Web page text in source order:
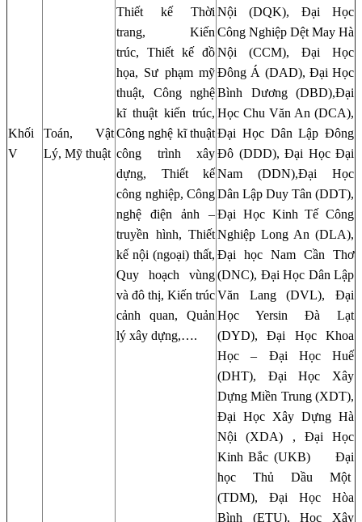
Khối
V
Toán, Vật
Lý, Mỹ thuật
Thiết kế Thời
trang, Kiến
trúc, Thiết kế đồ
họa, Sư phạm mỹ
thuật, Công nghệ
kĩ thuật kiến trúc,
Công nghệ kĩ thuật
công trình xây
dựng, Thiết kế
công nghiệp, Công
nghệ điện ảnh –
truyền hình, Thiết
kế nội (ngoại) thất,
Quy hoạch vùng
và đô thị, Kiến trúc
cảnh quan, Quản
lý xây dựng,….
Nội (DQK), Đại Học
Công Nghiệp Dệt May Hà
Nội (CCM), Đại Học
Đông Á (DAD), Đại Học
Bình Dương (DBD),Đại
Học Chu Văn An (DCA),
Đại Học Dân Lập Đông
Đô (DDD), Đại Học Đại
Nam (DDN),Đại Học
Dân Lập Duy Tân (DDT),
Đại Học Kinh Tế Công
Nghiệp Long An (DLA),
Đại học Nam Cần Thơ
(DNC), Đại Học Dân Lập
Văn Lang (DVL), Đại
Học Yersin Đà Lạt
(DYD), Đại Học Khoa
Học – Đại Học Huế
(DHT), Đại Học Xây
Dựng Miền Trung (XDT),
Đại Học Xây Dựng Hà
Nội (XDA) , Đại Học
Kinh Bắc (UKB) Đại
học Thủ Dầu Một
(TDM), Đại Học Hòa
Bình (ETU), Học Xây